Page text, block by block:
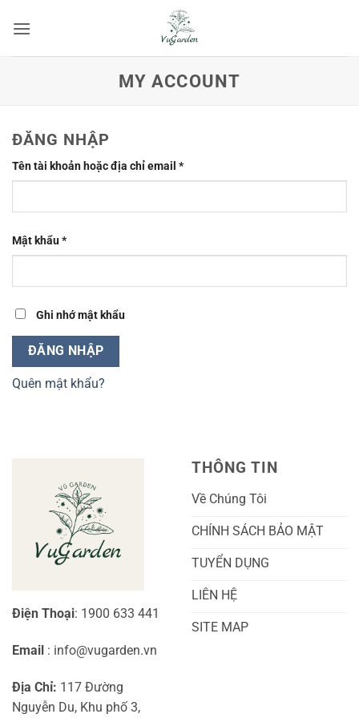
qua
MY ACCOUNT
ĐĂNG NHẬP
Tên tài khoản hoặc địa chỉ email *Bắt
buộc
Mật khẩu*Bắt
buộc
Ghi nhớ mật khẩu
ĐĂNG NHẬP
Quên mật khẩu?
Điện Thoại: 1900 633 441
Email : info@vugarden.vn
Địa Chỉ: 117 Đường
Nguyễn Du, Khu phố 3,
THÔNG TIN
Về Chúng Tôi
CHÍNH SÁCH BẢO MẬT
TUYỂN DỤNG
LIÊN HỆ
SITE MAP